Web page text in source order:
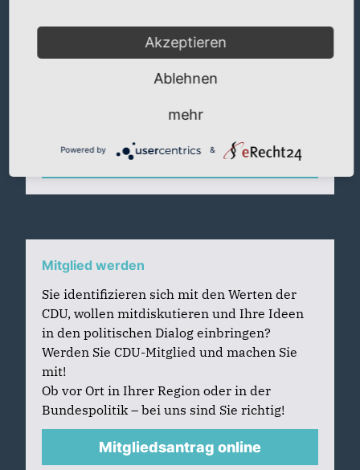
E-Mail
Für Newsletter eintragen
Mitglied werden
Sie identifizieren sich mit den Werten der
CDU, wollen mitdiskutieren und Ihre Ideen
in den politischen Dialog einbringen?
Werden Sie CDU-Mitglied und machen Sie
mit!
Ob vor Ort in Ihrer Region oder in der
Bundespolitik – bei uns sind Sie richtig!
Mitgliedsantrag online
Akzeptieren
Ablehnen
mehr
Powered by &